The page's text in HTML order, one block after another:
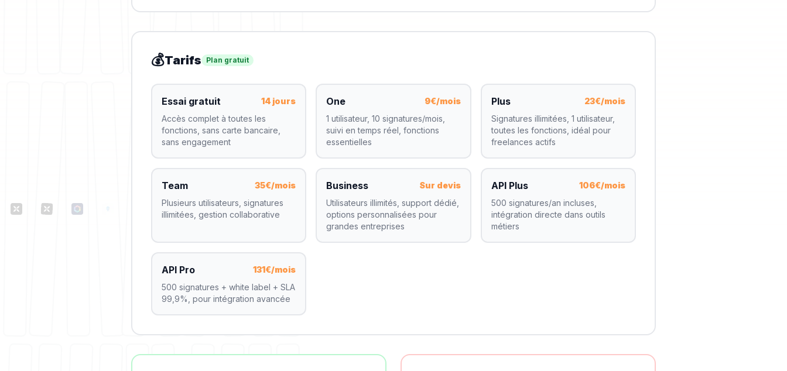
💰Tarifs Plan gratuit
Essai gratuit
14 jours
Accès complet à toutes les
fonctions, sans carte bancaire,
sans engagement
One
9€/mois
1 utilisateur, 10 signatures/mois,
suivi en temps réel, fonctions
essentielles
Plus
23€/mois
Signatures illimitées, 1 utilisateur,
toutes les fonctions, idéal pour
freelances actifs
Team
35€/mois
Plusieurs utilisateurs, signatures
illimitées, gestion collaborative
Business
Sur devis
Utilisateurs illimités, support dédié,
options personnalisées pour
grandes entreprises
API Plus
106€/mois
500 signatures/an incluses,
intégration directe dans outils
métiers
API Pro
131€/mois
500 signatures + white label + SLA
99,9%, pour intégration avancée